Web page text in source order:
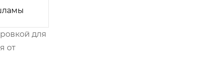
для
от